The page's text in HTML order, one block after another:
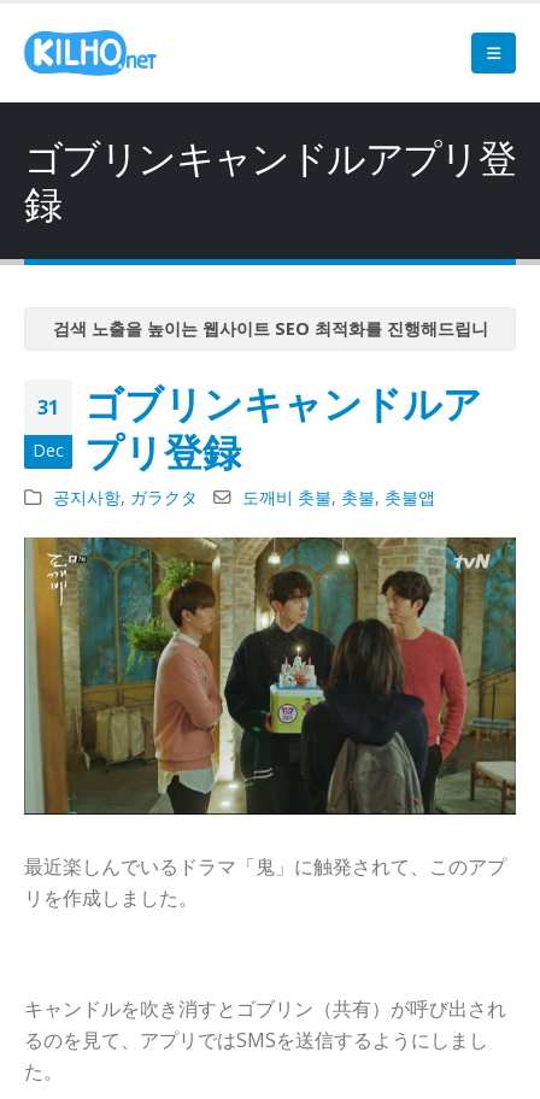
ゴブリンキャンドルアプリ登
録
검색 노출을 높이는 웹사이트 SEO 최적화를 진행해드립니
검색 노출을 높이는 웹사이트 SEO 최적화를 진행해드립니
다
검색 노출을 높이는 웹사이트 SEO 최적화를 진행해드립니
다
다
검색 노출을 높이는 웹사이트 SEO 최적화를 진행해드립니
다
31
Dec
ゴブリンキャンドルア
プリ登録
공지사항, ガラクタ 도깨비 촛불, 촛불, 촛불앱
最近楽しんでいるドラマ「鬼」に触発されて、このアプ
リを作成しました。
キャンドルを吹き消すとゴブリン（共有）が呼び出され
るのを見て、アプリではSMSを送信するようにしまし
た。